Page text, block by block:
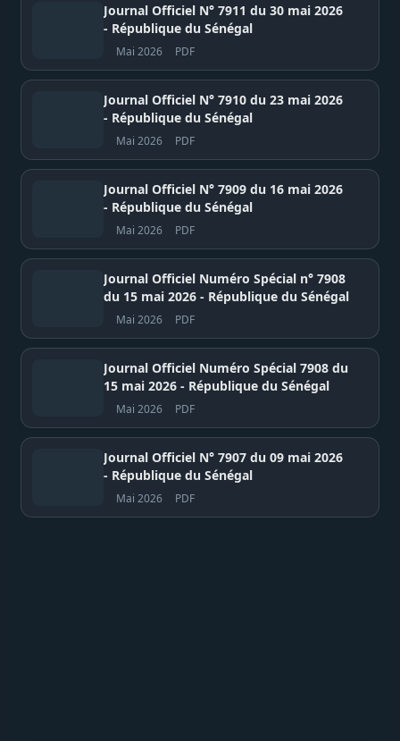
Journal Officiel N° 7911 du 30 mai 2026
- République du Sénégal
Mai 2026 PDF
Journal Officiel N° 7910 du 23 mai 2026
- République du Sénégal
Mai 2026 PDF
Journal Officiel N° 7909 du 16 mai 2026
- République du Sénégal
Mai 2026 PDF
Journal Officiel Numéro Spécial n° 7908
du 15 mai 2026 - République du Sénégal
Mai 2026 PDF
Journal Officiel Numéro Spécial 7908 du
15 mai 2026 - République du Sénégal
Mai 2026 PDF
Journal Officiel N° 7907 du 09 mai 2026
- République du Sénégal
Mai 2026 PDF